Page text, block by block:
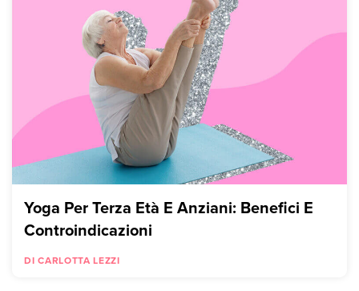
Yoga Per Terza Età E Anziani: Benefici E
Controindicazioni
DI CARLOTTA LEZZI